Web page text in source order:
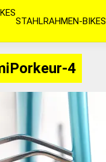
STAHLRAHMEN-BIKES
4